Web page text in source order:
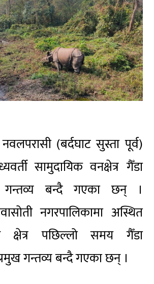
(बर्दघाट सुस्ता पूर्व)
सामुदायिक वनक्षेत्र गैँडा
गन्तव्य बन्दै गएका छन् ।
नगरपालिकामा अस्थित
क्षेत्र पछिल्लो समय गैँडा
गन्तव्य बन्दै गएका छन् ।